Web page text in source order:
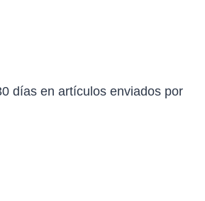
días en artículos enviados por